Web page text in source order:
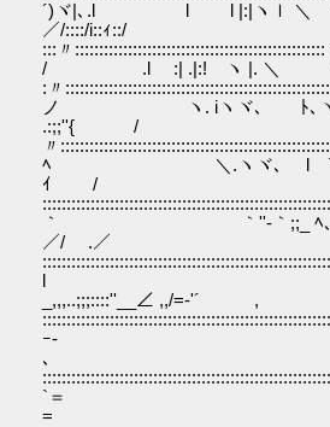
´)ヾ|､.l l l |:|ヽｌ
／/::::/i::ｨ::/
:::〃
/ .l :| .|:! ヽ |. ＼ ￣
:〃
ノ ヽ. iヽヾ､ ﾄ､ヽ`ｰ
.:;;''{ /
〃
ﾍ ＼.ヽヾ､ l `ｰ-
ｲ /
｀ ｀''‐｀;;_ ﾍ､
／/ .／
l ¨`'ﾞ
_,,,..;;;::::''__∠ ,,/=‐'´ ,
ｰ-
､
`＝
=